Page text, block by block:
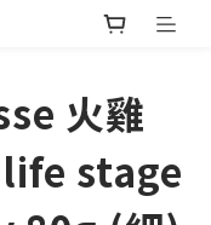
火雞
stage